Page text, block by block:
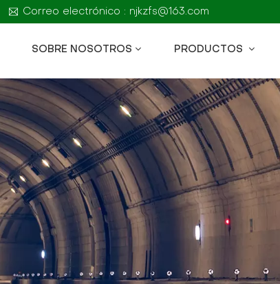
Correo electrónico : njkzfs@163.com
SOBRE NOSOTROS PRODUCTOS